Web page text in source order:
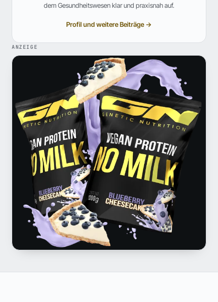
dem Gesundheitswesen klar und praxisnah auf.
Profil und weitere Beiträge →
ANZEIGE